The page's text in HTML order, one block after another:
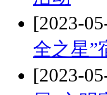
[2023-
全之星”
[2023-